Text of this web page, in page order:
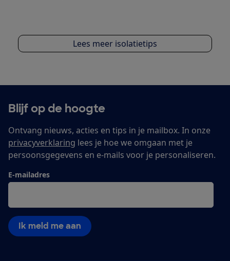
Lees meer isolatietips
Blijf op de hoogte
Ontvang nieuws, acties en tips in je mailbox. In onze
privacyverklaring lees je hoe we omgaan met je
persoonsgegevens en e-mails voor je personaliseren.
E-mailadres
Ik meld me aan